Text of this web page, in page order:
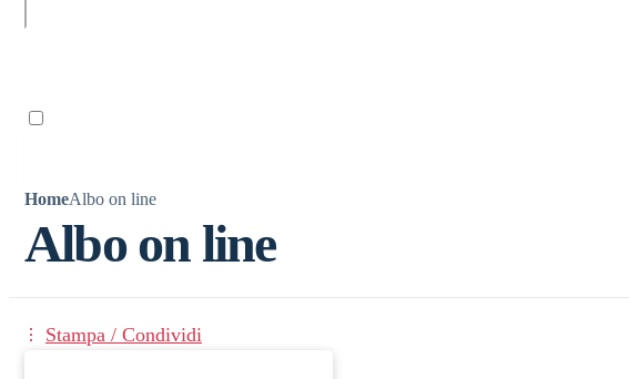
HomeAlbo on line
Albo on line
Stampa / Condividi